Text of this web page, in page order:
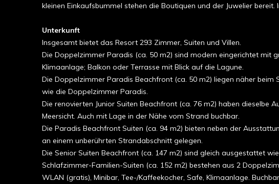
kleinen Einkaufsbummel stehen die Boutiquen und der Juwelier
Unterkunft
Insgesamt bietet das Resort 293 Zimmer, Suiten und Villen.
Die Doppelzimmer Paradis (ca. 50 m2) sind modern eingerichtet mit
Klimaanlage; Balkon oder Terrasse mit Blick auf die Lagune.
Die Doppelzimmer Paradis Beachfront (ca. 50 m2) liegen näher
wie die Doppelzimmer Paradis.
Die renovierten Junior Suiten Beachfront (ca. 76 m2) haben
Meersicht. Auch mit Lage in der Nähe vom Strand buchbar.
Die Paradis Beachfront Suiten (ca. 94 m2) bieten neben der
an einem unberührten Strandabschnitt gelegen.
Die Senior Suiten Beachfront (ca. 147 m2) sind gleich ausgestattet
Schlafzimmer-Familien-Suiten (ca. 152 m2) bestehen aus 2
WLAN (gratis), Minibar, Tee-/Kaffeekocher, Safe, Klimaanlage.